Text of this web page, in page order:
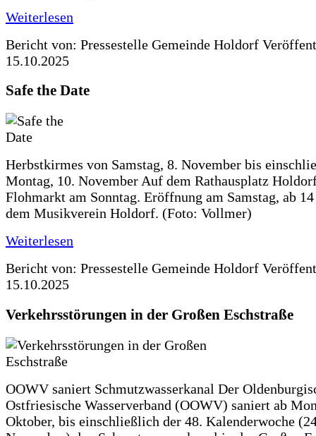
Weiterlesen
Bericht von: Pressestelle Gemeinde Holdorf
15.10.2025
Safe the Date
Herbstkirmes von Samstag, 8. November bis
Montag, 10. November Auf dem Rathausplatz
Flohmarkt am Sonntag. Eröffnung am Samstag, ab
dem Musikverein Holdorf. (Foto: Vollmer)
Weiterlesen
Bericht von: Pressestelle Gemeinde Holdorf
15.10.2025
Verkehrsstörungen in der Großen Eschstraße
OOWV saniert Schmutzwasserkanal Der
Ostfriesische Wasserverband (OOWV) saniert ab
Oktober, bis einschließlich der 48. Kalenderwoche